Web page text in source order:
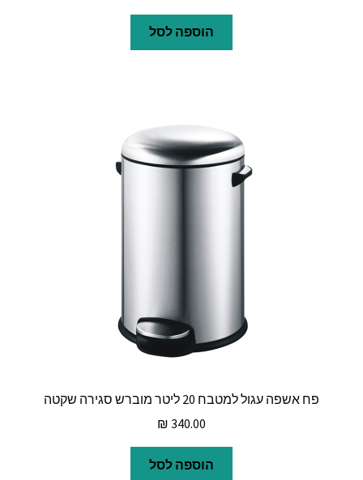
הוספה לסל
פח אשפה עגול למטבח 20 ליטר מוברש סגירה שקטה
₪ 340.00
הוספה לסל